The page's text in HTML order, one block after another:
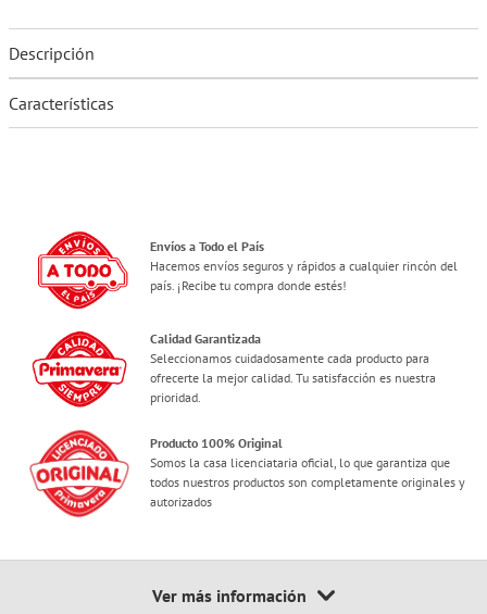
Descripción
Características
Envíos a Todo el País
Hacemos envíos seguros y rápidos a cualquier rincón del
país. ¡Recibe tu compra donde estés!
Calidad Garantizada
Seleccionamos cuidadosamente cada producto para
ofrecerte la mejor calidad. Tu satisfacción es nuestra
prioridad.
Producto 100% Original
Somos la casa licenciataria oficial, lo que garantiza que
todos nuestros productos son completamente originales y
autorizados